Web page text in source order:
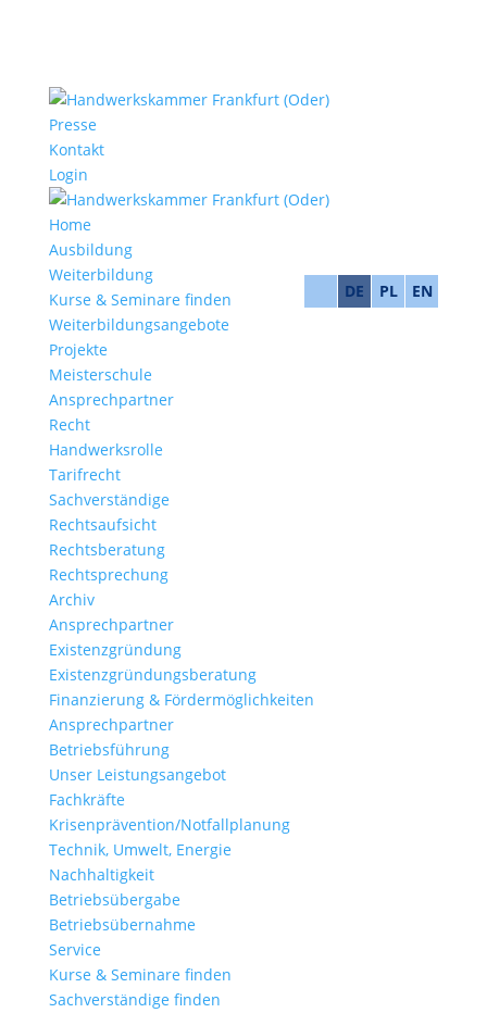
Presse
Kontakt
Login
DE PL EN
Home
Ausbildung
Weiterbildung
Kurse & Seminare finden
Weiterbildungsangebote
Projekte
Meisterschule
Ansprechpartner
Recht
Handwerksrolle
Tarifrecht
Sachverständige
Rechtsaufsicht
Rechtsberatung
Rechtsprechung
Archiv
Ansprechpartner
Existenzgründung
Existenzgründungsberatung
Finanzierung & Fördermöglichkeiten
Ansprechpartner
Betriebsführung
Unser Leistungsangebot
Fachkräfte
Krisenprävention/Notfallplanung
Technik, Umwelt, Energie
Nachhaltigkeit
Betriebsübergabe
Betriebsübernahme
Service
Kurse & Seminare finden
Sachverständige finden